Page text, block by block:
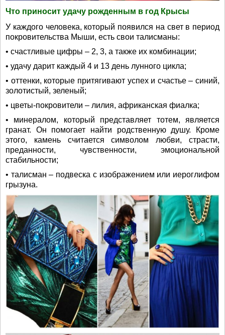
Что приносит удачу рожденным в год Крысы
У каждого человека, который появился на свет в период
покровительства Мыши, есть свои талисманы:
• счастливые цифры – 2, 3, а также их комбинации;
• удачу дарит каждый 4 и 13 день лунного цикла;
• оттенки, которые притягивают успех и счастье – синий,
золотистый, зеленый;
• цветы-покровители – лилия, африканская фиалка;
• минералом, который представляет тотем, является
гранат. Он помогает найти родственную душу. Кроме
этого, камень считается символом любви, страсти,
преданности, чувственности, эмоциональной
стабильности;
• талисман – подвеска с изображением или иероглифом
грызуна.